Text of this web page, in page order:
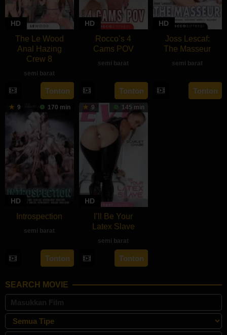
HD
The Le Wood
Anal Hazing
Crew 8
semi barat
Tonton
HD
Rocco’s 4
Cams POV
semi barat
Tonton
HD
Joss Lescaf:
The Masseur
semi barat
rebahan21
Tonton
9 170 min
HD
Introspection
semi barat
rebahan21
Tonton
9 145 min
HD
I’ll Be Your
Latex Slave
semi barat
Tonton
SEARCH MOVIE